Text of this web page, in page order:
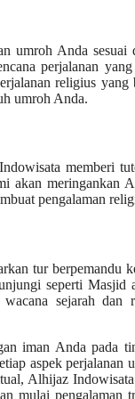
umroh Anda
perjalanan
religius
umroh Anda.
memberi
akan meringankan
pengalaman
tur berpemandu
seperti
sejarah dan
iman Anda pada
aspek
Alhijaz
mulai pengalaman